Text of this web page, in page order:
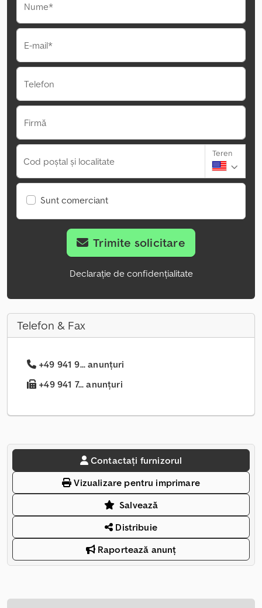
Nume*
E-mail*
Telefon
Firmă
Cod poștal și localitate
Teren
Sunt comerciant
Trimite solicitare
Declarație de confidențialitate
Telefon & Fax
+49 941 9... anunțuri
+49 941 7... anunțuri
Contactați furnizorul
Vizualizare pentru imprimare
Salvează
Distribuie
Raportează anunț